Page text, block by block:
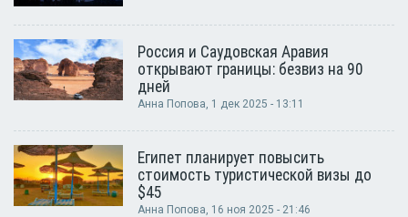
Россия и Саудовская Аравия
открывают границы: безвиз на 90
дней
Анна Попова, 1 дек 2025 - 13:11
Египет планирует повысить
стоимость туристической визы до
$45
Анна Попова, 16 ноя 2025 - 21:46